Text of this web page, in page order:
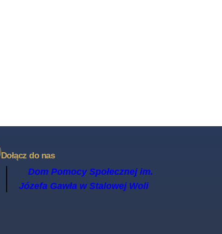
Dołącz do nas
Dom Pomocy Społecznej im.
Józefa Gawła w Stalowej Woli